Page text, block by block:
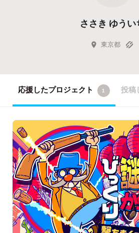
ささき ゆうい
東京都
応援したプロジェクト 1 投稿